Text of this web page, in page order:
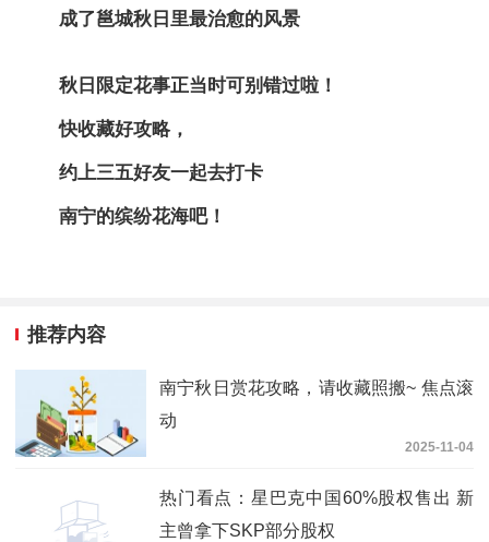
成了邕城秋日里最治愈的风景
秋日限定花事正当时可别错过啦！
快收藏好攻略，
约上三五好友一起去打卡
南宁的缤纷花海吧！
推荐内容
南宁秋日赏花攻略，请收藏照搬~ 焦点滚
动
2025-11-04
热门看点：星巴克中国60%股权售出 新
主曾拿下SKP部分股权